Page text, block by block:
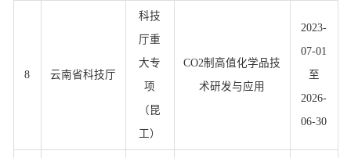
8 云南省科技厅
科技
厅重
大专
项
（昆
工）
CO2制高值化学品技
术研发与应用
2023-
07-01
至
2026-
06-30